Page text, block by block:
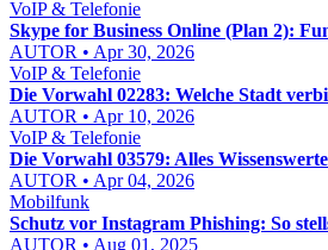
VoIP & Telefonie
Skype for Business Online (Plan 2):
AUTOR • Apr 30, 2026
VoIP & Telefonie
Die Vorwahl 02283: Welche Stadt
AUTOR • Apr 10, 2026
VoIP & Telefonie
Die Vorwahl 03579: Alles
AUTOR • Apr 04, 2026
Mobilfunk
Schutz vor Instagram Phishing: So
AUTOR • Aug 01, 2025